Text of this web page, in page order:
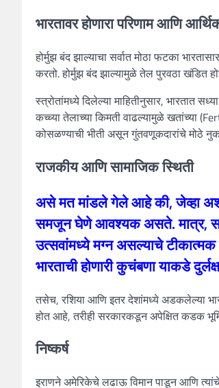
भारतावर होणारा परिणाम आणि
होर्मुझ बंद झाल्याचा सर्वात मोठा फटका
करतो. होर्मुझ बंद झाल्यामुळे तेल पुरवठा खंडित
स्त्रोतांमध्ये दिलेल्या माहितीनुसार, भारतात
कच्च्या तेलाच्या किमती वाढल्यामुळे खतांच्या
कोसळण्याची भीती असून गुंतवणूकदारांचे मोठे
राजकीय आणि सामाजिक स्थिती
असे मत मांडले गेले आहे की, जेव्हा अशा
समजून घेणे आवश्यक असते. मात्र,
उत्सवांमध्ये मग्न असल्याचे
भारताची होणारी कुचंबणा याकडे
तसेच, रशिया आणि इतर देशांमध्ये अडकलेल्या
होत आहे, तरीही सरकारकडून अपेक्षित कडक
निष्कर्ष
इराणने अमेरिकेचे लढाऊ विमान पाडून आणि